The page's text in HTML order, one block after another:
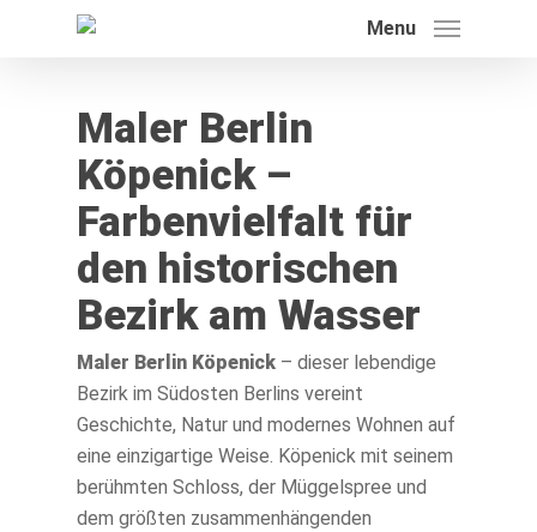
Menu
Leistungen
Referenzen
Farbkatalog
Blog
Kontakt
Maler Berlin
Köpenick –
Farbenvielfalt für
den historischen
Bezirk am Wasser
Maler Berlin Köpenick – dieser lebendige
Bezirk im Südosten Berlins vereint
Geschichte, Natur und modernes Wohnen auf
eine einzigartige Weise. Köpenick mit seinem
berühmten Schloss, der Müggelspree und
dem größten zusammenhängenden